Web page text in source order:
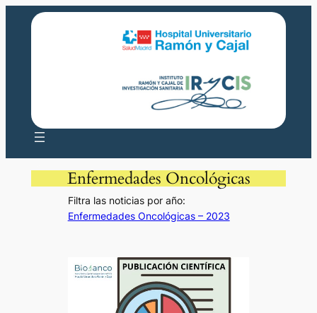
Saltar
Enfermedades Oncológicas
Filtra las noticias por año:
Enfermedades Oncológicas – 2023